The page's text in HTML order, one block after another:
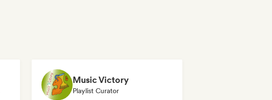
Music Victory
Playlist Curator